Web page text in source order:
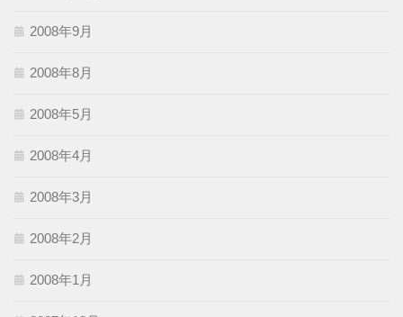
2008年9月
2008年8月
2008年5月
2008年4月
2008年3月
2008年2月
2008年1月